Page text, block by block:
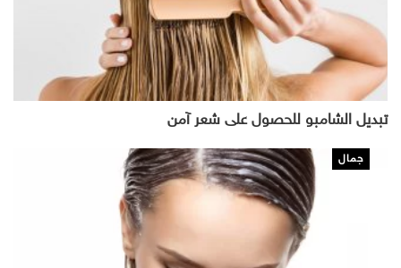
تبديل الشامبو للحصول على شعر آمن
جمال